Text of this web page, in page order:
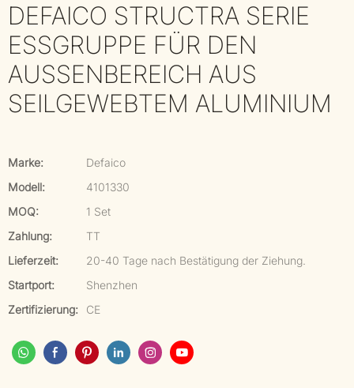
DEFAICO STRUCTRA SERIE
ESSGRUPPE FÜR DEN
AUSSENBEREICH AUS S
EILGEWEBTEM ALUMINIUM
Marke:
Defaico
Modell:
4101330
MOQ:
1 Set
Zahlung:
TT
Lieferzeit:
20-40 Tage nach Bestätigung der Ziehung.
Startport:
Shenzhen
Zertifizierung:
CE